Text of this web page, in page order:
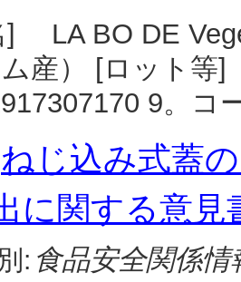
] LA BO DE
産） [ロット
9。コ
ねじ込み式蓋
に関する意見
: 食品安全関係情